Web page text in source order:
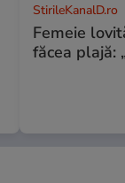
StirileKanalD.ro
Femeie
făcea plajă: